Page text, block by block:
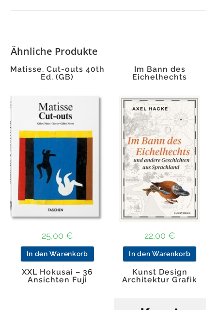
Ähnliche Produkte
Matisse. Cut-outs 40th
Ed. (GB)
25,00 €
In den Warenkorb
Im Bann des
Eichelhechts
22,00 €
In den Warenkorb
XXL Hokusai – 36
Ansichten Fuji
Kunst Design
Architektur Grafik